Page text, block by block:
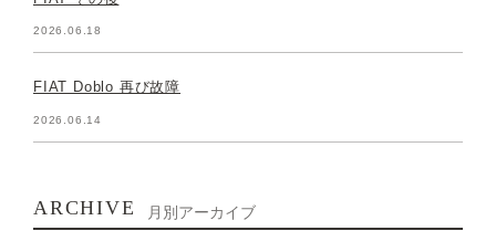
2026.06.18
FIAT Doblo 再び故障
2026.06.14
ARCHIVE 月別アーカイブ